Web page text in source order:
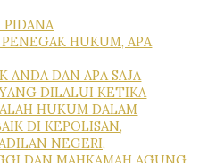
PIDANA
HUKUM, APA
ANDA DAN APA SAJA
DILALUI KETIKA
HUKUM DALAM
DI KEPOLISAN,
NEGERI,